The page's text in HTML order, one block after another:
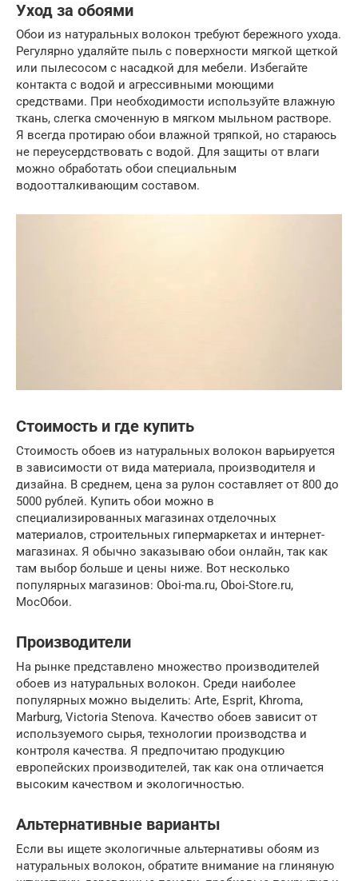
Уход за обоями
Обои из натуральных волокон требуют бережного ухода.
Регулярно удаляйте пыль с поверхности мягкой щеткой
или пылесосом с насадкой для мебели. Избегайте
контакта с водой и агрессивными моющими
средствами. При необходимости используйте влажную
ткань, слегка смоченную в мягком мыльном растворе.
Я всегда протираю обои влажной тряпкой, но стараюсь
не переусердствовать с водой. Для защиты от влаги
можно обработать обои специальным
водоотталкивающим составом.
Стоимость и где купить
Стоимость обоев из натуральных волокон варьируется
в зависимости от вида материала, производителя и
дизайна. В среднем, цена за рулон составляет от 800 до
5000 рублей. Купить обои можно в
специализированных магазинах отделочных
материалов, строительных гипермаркетах и интернет-
магазинах. Я обычно заказываю обои онлайн, так как
там выбор больше и цены ниже. Вот несколько
популярных магазинов: Oboi-ma.ru, Oboi-Store.ru,
МосОбои.
Производители
На рынке представлено множество производителей
обоев из натуральных волокон. Среди наиболее
популярных можно выделить: Arte, Esprit, Khroma,
Marburg, Victoria Stenova. Качество обоев зависит от
используемого сырья, технологии производства и
контроля качества. Я предпочитаю продукцию
европейских производителей, так как она отличается
высоким качеством и экологичностью.
Альтернативные варианты
Если вы ищете экологичные альтернативы обоям из
натуральных волокон, обратите внимание на глиняную